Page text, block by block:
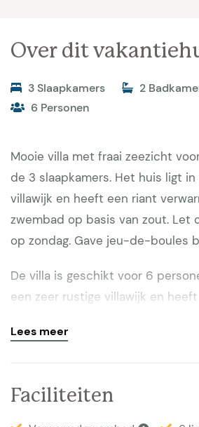
Over dit
3 Slaapkamers
2
6 Personen
Mooie villa met fraai zeezicht
de 3 slaapkamers. Het huis ligt
villawijk en heeft een riant
zwembad op basis van zout. Let
op zondag. Gave jeu-de-boules
De villa is geschikt voor 6
een zeer rustige villawijk en
aangenamer voor de huid en
strand is te lopen (15-20 min).
eigen oprijlaan en parkeerplaats.
Lees meer
Faciliteiten